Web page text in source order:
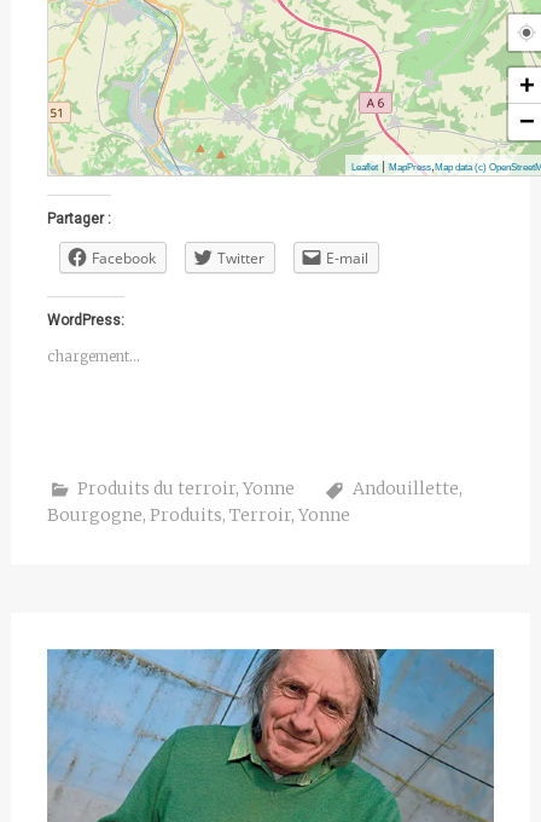
+
−
Leaflet| MapPress, Map data (c)
Partager :
Facebook Twitter E-mail
WordPress:
chargement…
Produits du terroir, Yonne Andouillette,
Bourgogne, Produits, Terroir, Yonne